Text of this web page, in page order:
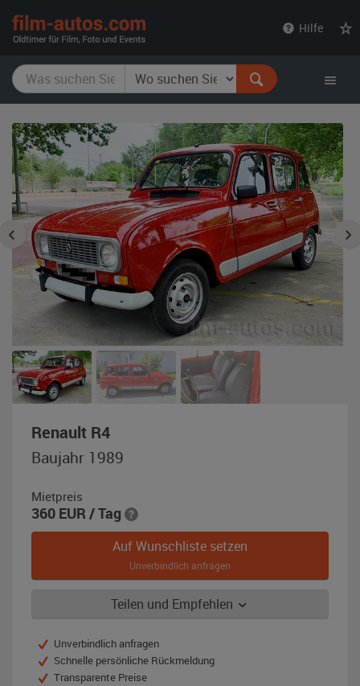
Hilfe
Renault R4,
Baujahr
1989,
Baujahr 1989
Mietpreis
360 EUR / Tag
Auf Wunschliste setzen
Unverbindlich anfragen
Teilen und Empfehlen
Unverbindlich anfragen
Schnelle persönliche Rückmeldung
Transparente Preise